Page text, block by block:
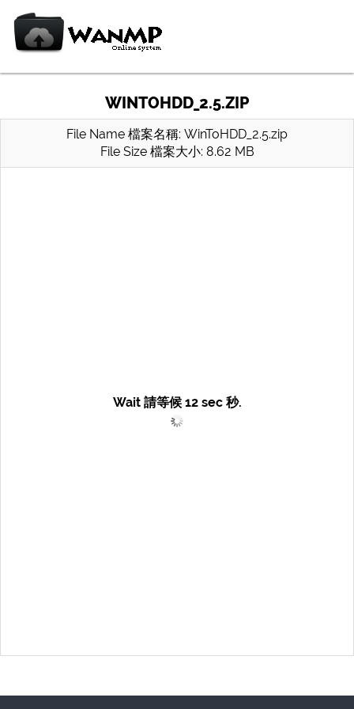
WINTOHDD_2.5.ZIP
File Name 檔案名稱: WinToHDD_2.5.zip
File Size 檔案大小: 8.62 MB
Wait 請等候 12sec 秒.